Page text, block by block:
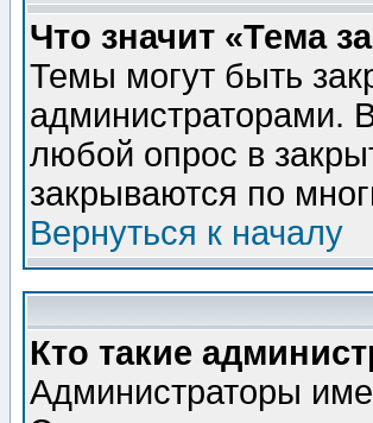
Что значит «Тема
Темы могут быть
администраторами.
любой опрос в
закрываются по
Вернуться к началу
Кто такие
Администраторы